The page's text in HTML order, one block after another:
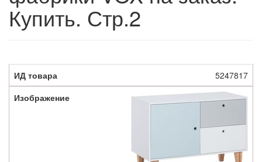
Купить. Стр.2
5247817